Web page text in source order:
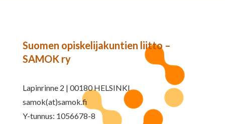
Suomen opiskelijakuntien liitto –
SAMOK ry
Lapinrinne 2 | 00180 HELSINKI
samok(at)samok.fi
Y-tunnus: 1056678-8